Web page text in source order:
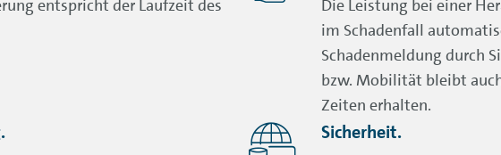
entspricht der Laufzeit des
Die Leistung bei einer
im Schadenfall
Schadenmeldung durch
bzw. Mobilität bleibt
Zeiten erhalten.
Sicherheit.